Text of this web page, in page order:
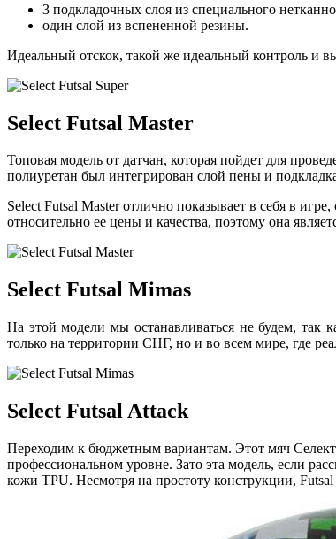
3 подкладочных слоя из специального
один слой из вспененной резины.
Идеальный отскок, такой же идеальный контроль и
Select Futsal Master
Топовая модель от датчан, которая пойдет для
полиуретан был интегрирован слой пены и
Select Futsal Master отлично показывает в себя в
относительно ее цены и качества, поэтому она
Select Futsal Mimas
На этой модели мы останавливаться не будем,
только на территории СНГ, но и во всем мире, где
Select Futsal Attack
Переходим к бюджетным вариантам. Этот мяч Селект
профессиональном уровне. Зато эта модель, если
кожи ТPU. Несмотря на простоту конструкции,